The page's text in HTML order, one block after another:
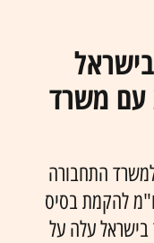
עם משרד
התחבורה
להקמת בסיס
בישראל עלה על